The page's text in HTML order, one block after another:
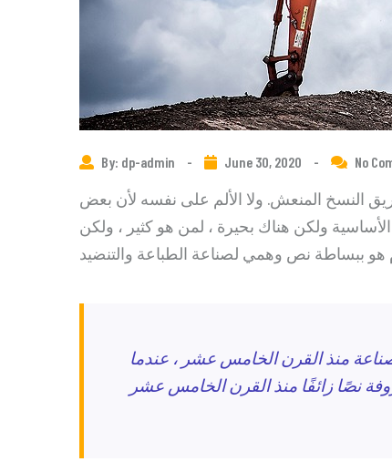
By: dp-admin - June 30, 2020 - No
النسخ المنعش. ولا الألم على نفسه لأن بعض
ولكن هناك بحيرة ، لمن هو كثير ، ولكن
منذ القرن الخامس عشر ، عندما
نصًا زائفًا منذ القرن الخامس عشر